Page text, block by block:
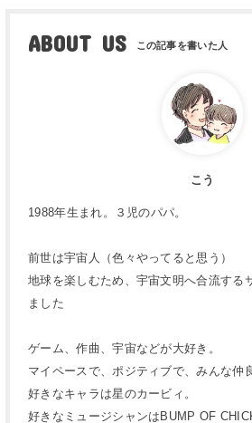
ABOUT US
こう
1988年生まれ。３児のパパ。
前世は宇宙人（色々やってると思う）
地球を楽しむため、宇宙文明へ合流する
ました
ゲーム、作曲、宇宙などが大好き。
マイペースで、ポジティブで、みんな仲
好きなキャラは星のカービィ。
好きなミュージシャンはBUMP OF